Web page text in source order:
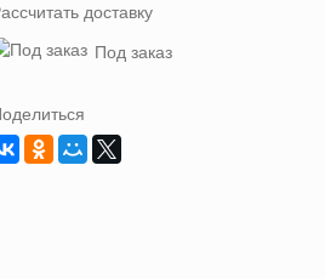
доставку
Под заказ